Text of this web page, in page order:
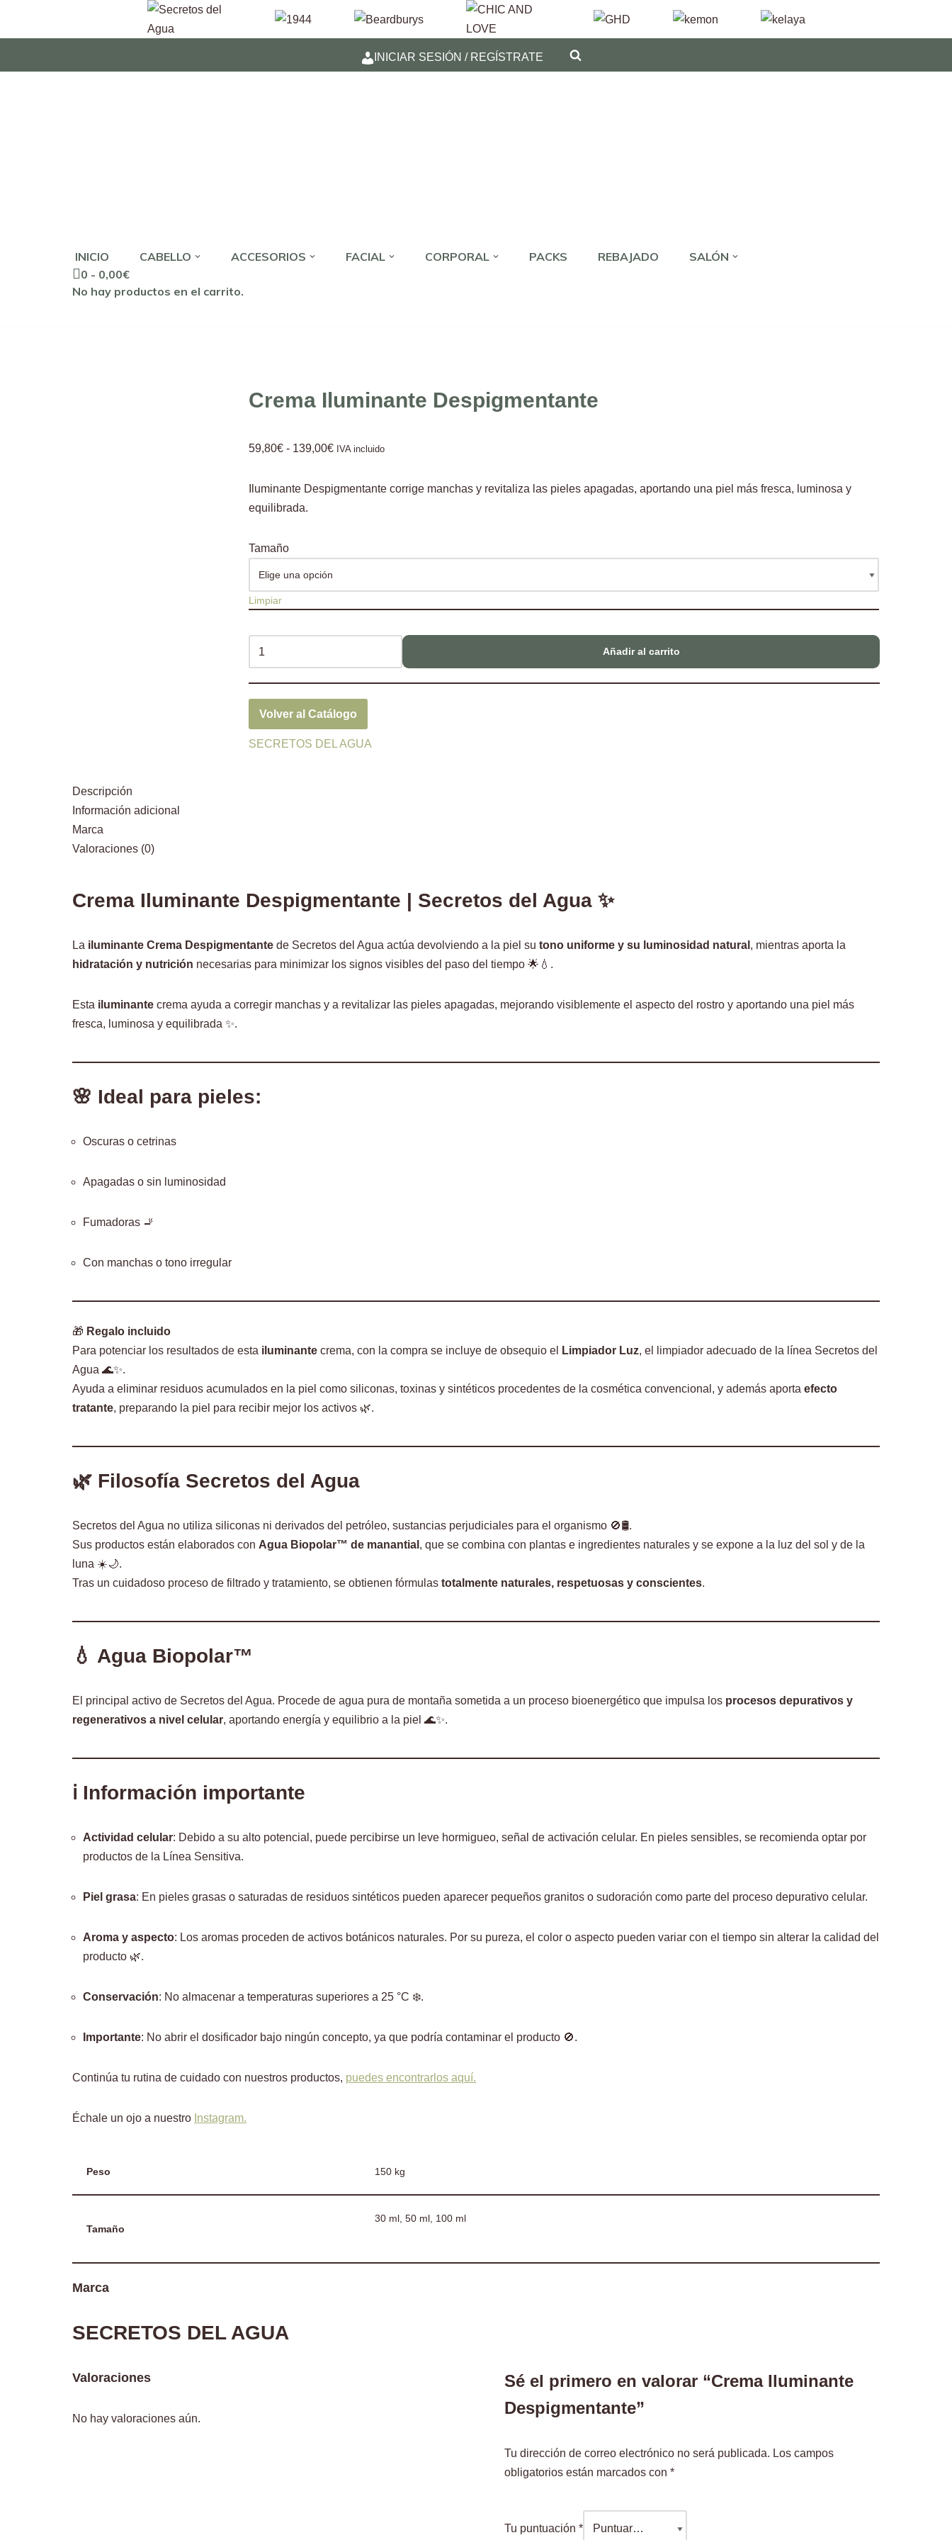
INICIAR SESIÓN / REGÍSTRATE
INICIO CABELLO ACCESORIOS FACIAL CORPORAL PACKS REBAJADO
SALÓN
0 - 0,00€
No hay productos en el carrito.
Crema Iluminante Despigmentante
59,80€ - 139,00€ IVA incluido
Iluminante Despigmentante corrige manchas y revitaliza las pieles apagadas, aportando una piel más fresca, luminosa y
equilibrada.
Tamaño
Limpiar
Añadir al carrito
Volver al Catálogo
SECRETOS DEL AGUA
Descripción
Información adicional
Marca
Valoraciones (0)
Crema Iluminante Despigmentante | Secretos del Agua ✨
La iluminante Crema Despigmentante de Secretos del Agua actúa devolviendo a la piel su tono uniforme y su luminosidad natural , mientras aporta la
hidratación y nutrición necesarias para minimizar los signos visibles del paso del tiempo 🌟💧.
Esta iluminante crema ayuda a corregir manchas y a revitalizar las pieles apagadas, mejorando visiblemente el aspecto del rostro y aportando una piel más
fresca, luminosa y equilibrada ✨.
🌸 Ideal para pieles:
Oscuras o cetrinas
Apagadas o sin luminosidad
Fumadoras 🚬
Con manchas o tono irregular
🎁 Regalo incluido
Para potenciar los resultados de esta iluminante crema, con la compra se incluye de obsequio el Limpiador Luz, el limpiador adecuado de la línea Secretos del
Agua 🌊✨.
Ayuda a eliminar residuos acumulados en la piel como siliconas, toxinas y sintéticos procedentes de la cosmética convencional, y además aporta efecto
tratante, preparando la piel para recibir mejor los activos 🌿.
🌿 Filosofía Secretos del Agua
Secretos del Agua no utiliza siliconas ni derivados del petróleo, sustancias perjudiciales para el organismo 🚫🛢️.
Sus productos están elaborados con Agua Biopolar™ de manantial , que se combina con plantas e ingredientes naturales y se expone a la luz del sol y de la
luna ☀️🌙.
Tras un cuidadoso proceso de filtrado y tratamiento, se obtienen fórmulas totalmente naturales, respetuosas y conscientes.
💧 Agua Biopolar™
El principal activo de Secretos del Agua. Procede de agua pura de montaña sometida a un proceso bioenergético que impulsa los procesos depurativos y
regenerativos a nivel celular, aportando energía y equilibrio a la piel 🌊✨.
ℹ️ Información importante
Actividad celular: Debido a su alto potencial, puede percibirse un leve hormigueo, señal de activación celular. En pieles sensibles, se recomienda optar por
productos de la Línea Sensitiva.
Piel grasa: En pieles grasas o saturadas de residuos sintéticos pueden aparecer pequeños granitos o sudoración como parte del proceso depurativo celular.
Aroma y aspecto: Los aromas proceden de activos botánicos naturales. Por su pureza, el color o aspecto pueden variar con el tiempo sin alterar la calidad del
producto 🌿.
Conservación: No almacenar a temperaturas superiores a 25 °C ❄️.
Importante: No abrir el dosificador bajo ningún concepto, ya que podría contaminar el producto 🚫.
Continúa tu rutina de cuidado con nuestros productos, puedes encontrarlos aquí.
Échale un ojo a nuestro Instagram.
Peso 150 kg
Tamaño
30 ml, 50 ml, 100 ml
Marca
SECRETOS DEL AGUA
Valoraciones
No hay valoraciones aún.
Sé el primero en valorar “Crema Iluminante
Despigmentante”
Tu dirección de correo electrónico no será publicada. Los campos
obligatorios están marcados con *
Tu puntuación *